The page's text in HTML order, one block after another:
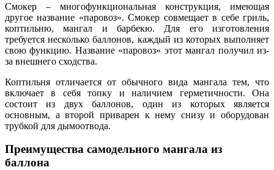
Смокер – многофункциональная конструкция, имеющая
другое название «паровоз». Смокер совмещает в себе гриль,
коптильню, мангал и барбекю. Для его изготовления
требуется несколько баллонов, каждый из которых выполняет
свою функцию. Название «паровоз» этот мангал получил из-
за внешнего сходства.
Коптильня отличается от обычного вида мангала тем, что
включает в себя топку и наличием герметичности. Она
состоит из двух баллонов, один из которых является
основным, а второй приварен к нему снизу и оборудован
трубкой для дымоотвода.
Преимущества самодельного мангала из
баллона